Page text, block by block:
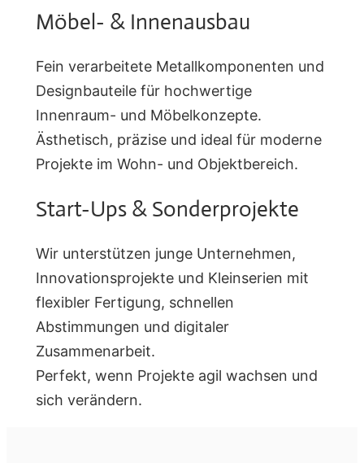
Möbel- & Innenausbau
Fein verarbeitete Metallkomponenten und
Designbauteile für hochwertige
Innenraum- und Möbelkonzepte.
Ästhetisch, präzise und ideal für moderne
Projekte im Wohn- und Objektbereich.
Start-Ups & Sonderprojekte
Wir unterstützen junge Unternehmen,
Innovationsprojekte und Kleinserien mit
flexibler Fertigung, schnellen
Abstimmungen und digitaler
Zusammenarbeit.
Perfekt, wenn Projekte agil wachsen und
sich verändern.